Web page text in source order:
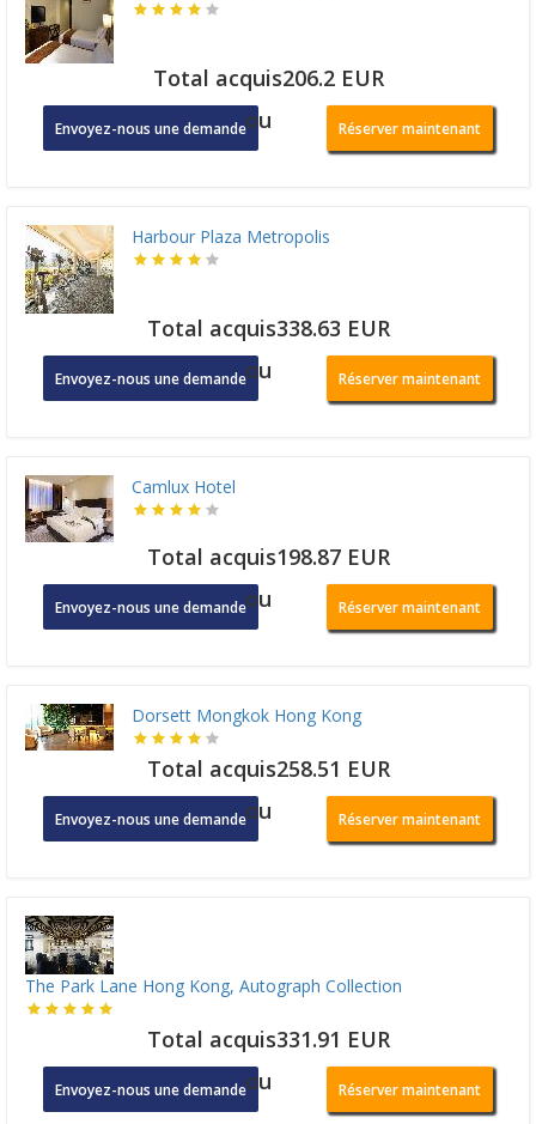
Total acquis206.2 EUR
Envoyez-nous une demandeou Réserver maintenant
Harbour Plaza Metropolis
Total acquis338.63 EUR
Envoyez-nous une demandeou Réserver maintenant
Camlux Hotel
Total acquis198.87 EUR
Envoyez-nous une demandeou Réserver maintenant
Dorsett Mongkok Hong Kong
Total acquis258.51 EUR
Envoyez-nous une demandeou Réserver maintenant
The Park Lane Hong Kong, Autograph Collection
Total acquis331.91 EUR
Envoyez-nous une demandeou Réserver maintenant